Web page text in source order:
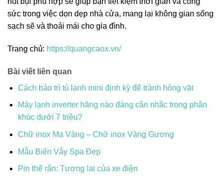
sức trong việc dọn dẹp nhà cửa, mang lại không gian sống
sạch sẽ và thoải mái cho gia đình.
Trang chủ: https://quangcaox.vn/
Bài viết liên quan
Cách bảo trì tủ lạnh mini định kỳ để tránh hỏng vặt
Máy lạnh inverter hãng nào đáng cân nhắc trong phân
khúc dưới 7 triệu?
Chữ inox Mạ Vàng – Chữ inox Vàng Gương
Mẫu Biển Vẫy Spa Đẹp
Pin thể rắn: Tương lai của xe điện